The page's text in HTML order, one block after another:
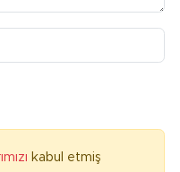
kabul etmiş